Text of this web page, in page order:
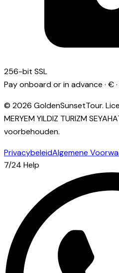
256-bit SSL
Pay onboard or in advance · € ·
© 2026 GoldenSunsetTour.
MERYEM YILDIZ TURIZM
voorbehouden.
PrivacybeleidAlgemene
7/24 Help